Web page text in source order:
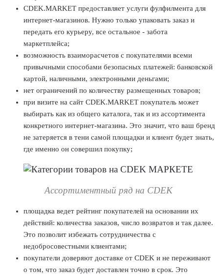
CDEK.MARKET предоставляет услуги фулфилмента для
интернет-магазинов. Нужно только упаковать заказ и
передать его курьеру, все остальное - забота
маркетплейса;
возможность взаиморасчетов с покупателями всеми
привычными способами безопасных платежей: банковской
картой, наличными, электронными деньгами;
нет ограничений по количеству размещенных товаров;
при визите на сайт CDEK.MARKET покупатель может
выбирать как из общего каталога, так и из ассортимента
конкретного интернет-магазина. Это значит, что ваш бренд
не затеряется в тени самой площадки и клиент будет знать,
где именно он совершил покупку;
Ассортиментный ряд на CDEK
площадка ведет рейтинг покупателей на основании их
действий: количества заказов, число возвратов и так далее.
Это позволит избежать сотрудничества с
недобросовестными клиентами;
покупатели доверяют доставке от CDEK и не переживают
о том, что заказ будет доставлен точно в срок. Это